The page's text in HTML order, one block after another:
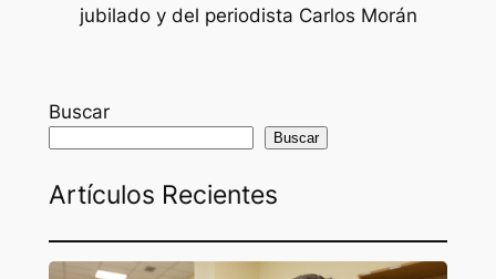
jubilado y del periodista Carlos Morán
Buscar
Buscar
Artículos Recientes